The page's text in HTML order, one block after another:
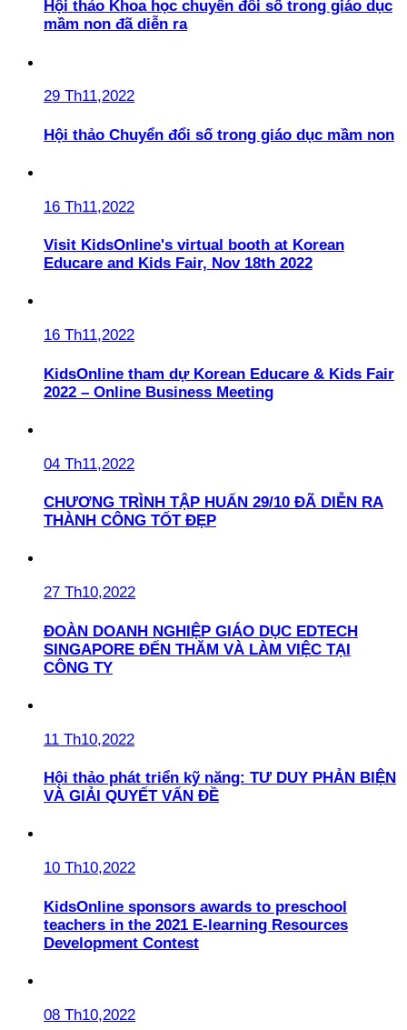
Hội thảo Khoa học chuyển đổi số trong giáo dục
mầm non đã diễn ra
29 Th11,2022
Hội thảo Chuyển đổi số trong giáo dục mầm non
16 Th11,2022
Visit KidsOnline's virtual booth at Korean
Educare and Kids Fair, Nov 18th 2022
16 Th11,2022
KidsOnline tham dự Korean Educare & Kids Fair
2022 – Online Business Meeting
04 Th11,2022
CHƯƠNG TRÌNH TẬP HUẤN 29/10 ĐÃ DIỄN RA
THÀNH CÔNG TỐT ĐẸP
27 Th10,2022
ĐOÀN DOANH NGHIỆP GIÁO DỤC EDTECH
SINGAPORE ĐẾN THĂM VÀ LÀM VIỆC TẠI
CÔNG TY
11 Th10,2022
Hội thảo phát triển kỹ năng: TƯ DUY PHẢN BIỆN
VÀ GIẢI QUYẾT VẤN ĐỀ
10 Th10,2022
KidsOnline sponsors awards to preschool
teachers in the 2021 E-learning Resources
Development Contest
08 Th10,2022